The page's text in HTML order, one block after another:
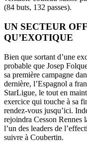
(84 buts, 132 passes).
UN SECTEUR
QU’EXOTIQUE
Bien que sortant d’une
probable que Josep
sa première campagne
dernière, l’Espagnol a
StarLigue, le tout en
exercice qui touche à sa
rendez-vous jusqu’ici.
rejoindra Cesson Rennes
l’un des leaders de
suivre à Coubertin.